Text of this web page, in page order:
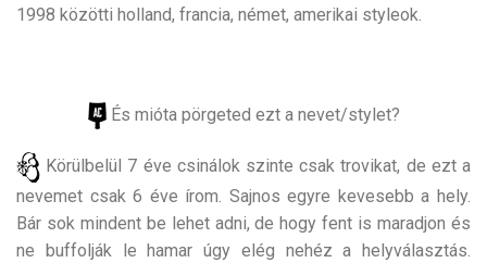
1998 közötti holland, francia, német, amerikai styleok.
És mióta pörgeted ezt a nevet/stylet?
Körülbelül 7 éve csinálok szinte csak trovikat, de ezt a
nevemet csak 6 éve írom. Sajnos egyre kevesebb a hely.
Bár sok mindent be lehet adni, de hogy fent is maradjon és
ne buffolják le hamar úgy elég nehéz a helyválasztás.